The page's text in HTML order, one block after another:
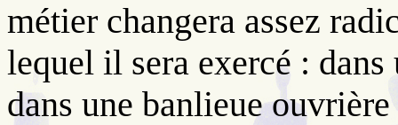
métier changera assez
lequel il sera exercé :
dans une banlieue